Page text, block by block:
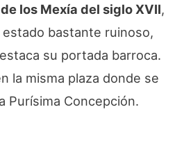
los Mexía del siglo XVII,
bastante ruinoso,
su portada barroca.
la misma plaza donde se
Purísima Concepción.